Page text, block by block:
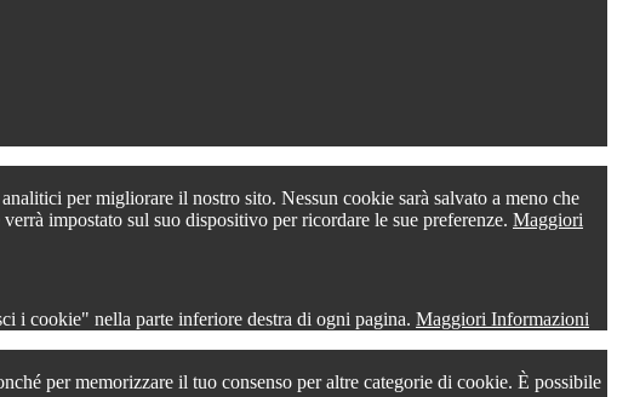
per migliorare il nostro sito. Nessun cookie sarà salvato a meno che
impostato sul suo dispositivo per ricordare le sue preferenze. Maggiori
i cookie" nella parte inferiore destra di ogni pagina. Maggiori Informazioni
per memorizzare il tuo consenso per altre categorie di cookie. È possibile